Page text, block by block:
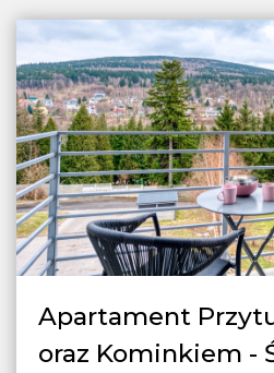
Apartament
oraz Kominkiem -